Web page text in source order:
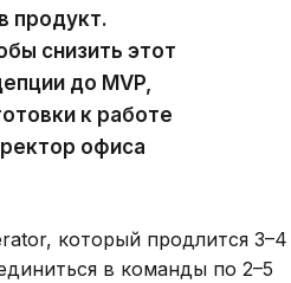
продукт.
снизить этот
до MVP,
к работе
офиса
который продлится 3–4
в команды по 2–5